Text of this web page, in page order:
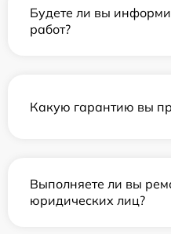
Будете ли вы
работ?
Какую гарантию вы
Выполняете ли вы
юридических лиц?